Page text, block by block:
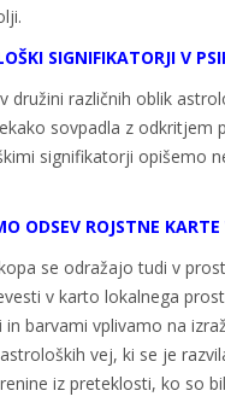
SIGNIFIKATORJI V
različnih oblik
sovpadla z
signifikatorji opišemo
ODSEV ROJSTNE
se odražajo tudi v
v karto lokalnega
barvami vplivamo na
vej, ki se je
iz preteklosti, ko